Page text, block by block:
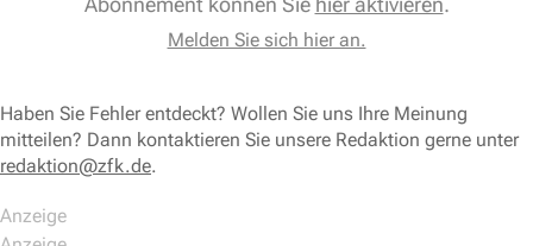
Melden Sie sich hier an.
Haben Sie Fehler entdeckt? Wollen Sie uns Ihre Meinung
mitteilen? Dann kontaktieren Sie unsere Redaktion gerne unter
redaktion@zfk.de.